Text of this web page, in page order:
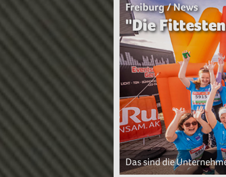
Freiburg / News
"Die
Das sind die